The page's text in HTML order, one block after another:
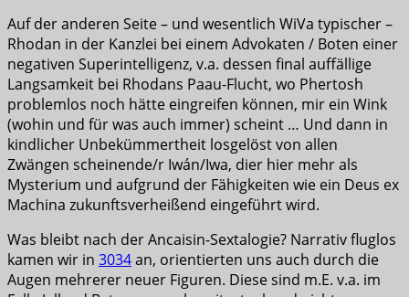
Auf der anderen Seite – und wesentlich WiVa typischer –
Rhodan in der Kanzlei bei einem Advokaten / Boten einer
negativen Superintelligenz, v.a. dessen final auffällige
Langsamkeit bei Rhodans Paau-Flucht, wo Phertosh
problemlos noch hätte eingreifen können, mir ein Wink
(wohin und für was auch immer) scheint … Und dann in
kindlicher Unbekümmertheit losgelöst von allen
Zwängen scheinende/r Iwán/Iwa, dier hier mehr als
Mysterium und aufgrund der Fähigkeiten wie ein Deus ex
Machina zukunftsverheißend eingeführt wird.
Was bleibt nach der Ancaisin-Sextalogie? Narrativ fluglos
kamen wir in 3034an, orientierten uns auch durch die
Augen mehrerer neuer Figuren. Diese sind m.E. v.a. im